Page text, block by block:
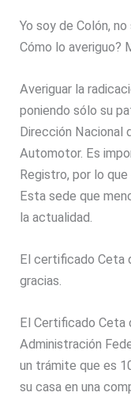
Yo soy de Colón,
Cómo lo averiguo?
Averiguar la
poniendo sólo su
Dirección Nacional
Automotor. Es
Registro, por lo
Esta sede que
la actualidad.
El certificado Ceta
gracias.
El Certificado Ceta
Administración
un trámite que es
su casa en una